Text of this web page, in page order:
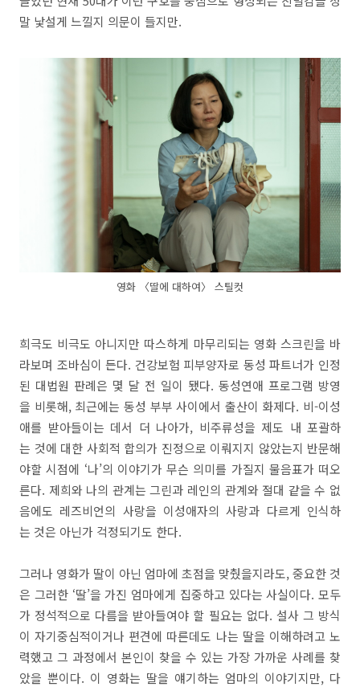
말 낯설게 느낄지 의문이 들지만.
영화 〈딸에 대하여〉 스틸컷
희극도 비극도 아니지만 따스하게 마무리되는 영화 스크린을 바
라보며 조바심이 든다. 건강보험 피부양자로 동성 파트너가 인정
된 대법원 판례은 몇 달 전 일이 됐다. 동성연애 프로그램 방영
을 비롯해, 최근에는 동성 부부 사이에서 출산이 화제다. 비-이성
애를 받아들이는 데서 더 나아가, 비주류성을 제도 내 포괄하
는 것에 대한 사회적 합의가 진정으로 이뤄지지 않았는지 반문해
야할 시점에 ‘나’의 이야기가 무슨 의미를 가질지 물음표가 떠오
른다. 제희와 나의 관계는 그린과 레인의 관계와 절대 같을 수 없
음에도 레즈비언의 사랑을 이성애자의 사랑과 다르게 인식하
는 것은 아닌가 걱정되기도 한다.
그러나 영화가 딸이 아닌 엄마에 초점을 맞췄을지라도, 중요한 것
은 그러한 ‘딸’을 가진 엄마에게 집중하고 있다는 사실이다. 모두
가 정석적으로 다름을 받아들여야 할 필요는 없다. 설사 그 방식
이 자기중심적이거나 편견에 따른데도 나는 딸을 이해하려고 노
력했고 그 과정에서 본인이 찾을 수 있는 가장 가까운 사례를 찾
았을 뿐이다. 이 영화는 딸을 얘기하는 엄마의 이야기지만, 다